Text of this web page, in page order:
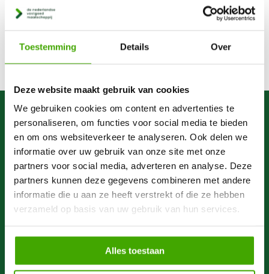
Toestemming Details Over
Deze website maakt gebruik van cookies
We gebruiken cookies om content en advertenties te
personaliseren, om functies voor social media te bieden
en om ons websiteverkeer te analyseren. Ook delen we
informatie over uw gebruik van onze site met onze
partners voor social media, adverteren en analyse. Deze
partners kunnen deze gegevens combineren met andere
informatie die u aan ze heeft verstrekt of die ze hebben
verzameld op basis van uw gebruik van hun services.
Alles toestaan
Wat kun je van ons
verwachten?
Een eerlijke prijs